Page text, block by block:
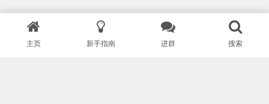
主页 新手指南 进群 搜索